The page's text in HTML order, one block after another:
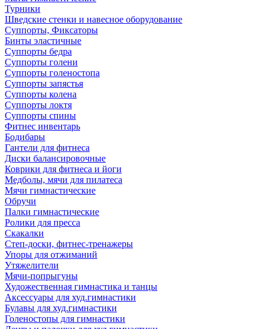
Турники
Шведские стенки и навесное оборудование
Суппорты, Фиксаторы
Бинты эластичные
Суппорты бедра
Суппорты голени
Суппорты голеностопа
Суппорты запястья
Суппорты колена
Суппорты локтя
Суппорты спины
Фитнес инвентарь
Бодибары
Гантели для фитнеса
Диски балансировочные
Коврики для фитнеса и йоги
Медболы, мячи для пилатеса
Мячи гимнастические
Обручи
Палки гимнастические
Ролики для пресса
Скакалки
Степ-доски, фитнес-тренажеры
Упоры для отжиманий
Утяжелители
Мячи-попрыгуны
Художественная гимнастика и танцы
Аксессуары для худ.гимнастики
Булавы для худ.гимнастики
Голеностопы для гимнастики